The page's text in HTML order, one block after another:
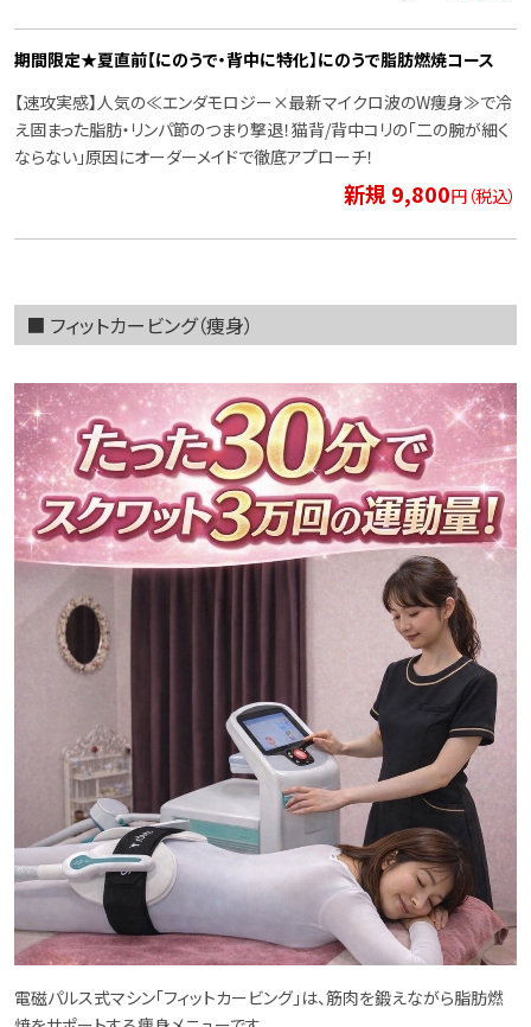
期間限定★夏直前【にのうで・背中に特化】にのうで脂肪燃焼コース
【速攻実感】人気の≪エンダモロジー×最新マイクロ波のW痩身≫で冷
え固まった脂肪・リンパ節のつまり撃退！猫背/背中コリの「二の腕が細く
ならない」原因にオーダーメイドで徹底アプローチ！
新規 9,800円（税込）
■ フィットカービング（痩身）
電磁パルス式マシン「フィットカービング」は、筋肉を鍛えながら脂肪燃